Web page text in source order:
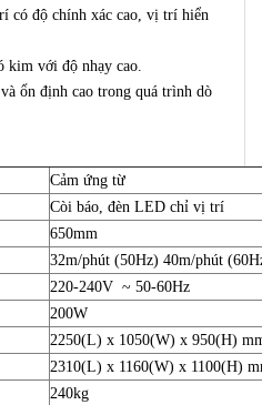
có độ chính xác cao, vị trí hiển
kim với độ nhạy cao.
ổn định cao trong quá trình dò
Cảm ứng từ
Còi báo, đèn LED chỉ vị trí
650mm
32m/phút (50Hz) 40m/phút
220-240V ~ 50-60Hz
200W
2250(L) x 1050(W) x 950(H)
2310(L) x 1160(W) x 1100(H)
240kg